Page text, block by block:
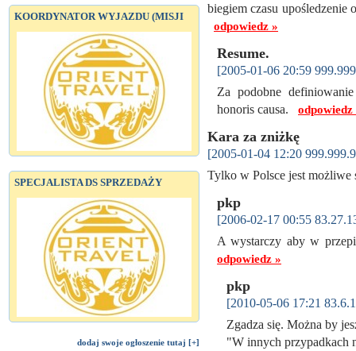
KOORDYNATOR WYJAZDU (MISJI
SPECJALISTA DS SPRZEDAŻY
dodaj swoje ogłoszenie tutaj [+]
biegiem czasu upośledzenie
odpowiedz »
Resume.
[2005-01-06 20:59
Za podobne
honoris causa. odpowiedz
Kara za zniżkę
[2005-01-04 12:20
Tylko w Polsce jest
pkp
[2006-02-17 00:55
A wystarczy aby w
odpowiedz »
pkp
[2010-05-06 17:21
Zgadza się. Można by
"W innych przypadkach